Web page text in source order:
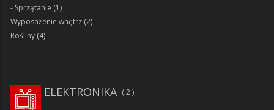
Sprzątanie (1)
Wyposażenie wnętrz (2)
Rośliny (4)
2
ELEKTRONIKA